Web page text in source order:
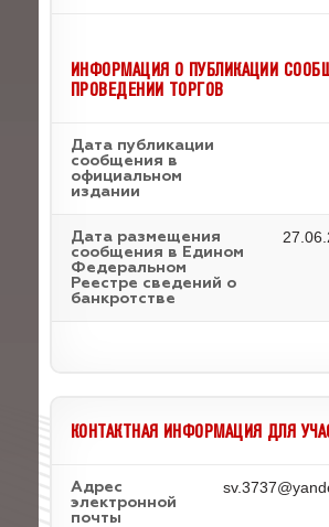
ИНФОРМАЦИЯ О ПУБЛИКАЦИИ
ПРОВЕДЕНИИ ТОРГОВ
Дата публикации
сообщения в
официальном
издании
Дата размещения
сообщения в Едином
Федеральном
Реестре сведений о
банкротстве
КОНТАКТНАЯ ИНФОРМАЦИЯ ДЛЯ
Адрес
электронной
почты